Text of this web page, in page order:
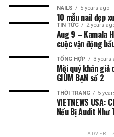
NAILS 5 years ago
10 mẫu nail đẹp
TIN TỨC 2 years
Aug 9 – Kamala
cuộc vận động
TỔNG HỢP 3 years
Mời quý khán giả
GIÙM BẠN số 2
THỜI TRANG 5
VIETNEWS USA:
Nếu Bị Audit Như